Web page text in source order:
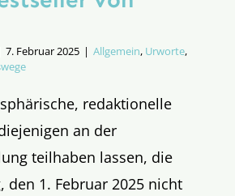
7. Februar 2025 | Allgemein, Urworte,
redaktionelle
an der
teilhaben lassen, die
den 1. Februar 2025 nicht